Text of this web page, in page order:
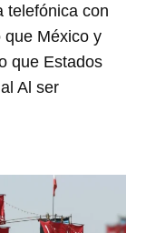
telefónica con
que México y
que Estados
Al ser